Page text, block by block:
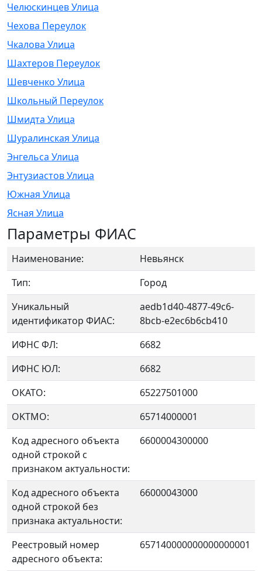
Челюскинцев Улица
Чехова Переулок
Чкалова Улица
Шахтеров Переулок
Шевченко Улица
Школьный Переулок
Шмидта Улица
Шуралинская Улица
Энгельса Улица
Энтузиастов Улица
Южная Улица
Ясная Улица
Параметры ФИАС
Наименование:
Невьянск
Тип:
Город
Уникальный
идентификатор ФИАС:
aedb1d40-4877-49c6-
8bcb-e2ec6b6cb410
ИФНС ФЛ:
6682
ИФНС ЮЛ:
6682
ОКАТО:
65227501000
OKTMO:
65714000001
Код адресного объекта
одной строкой с
признаком актуальности:
6600004300000
Код адресного объекта
одной строкой без
признака актуальности:
66000043000
Реестровый номер
адресного объекта:
657140000000000000001